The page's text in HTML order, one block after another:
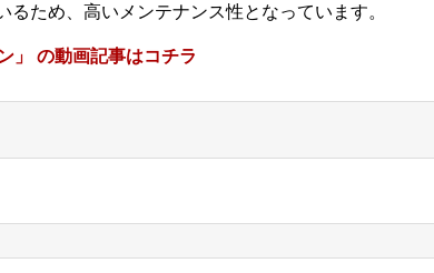
ため、高いメンテナンス性となっています。
」 の動画記事はコチラ